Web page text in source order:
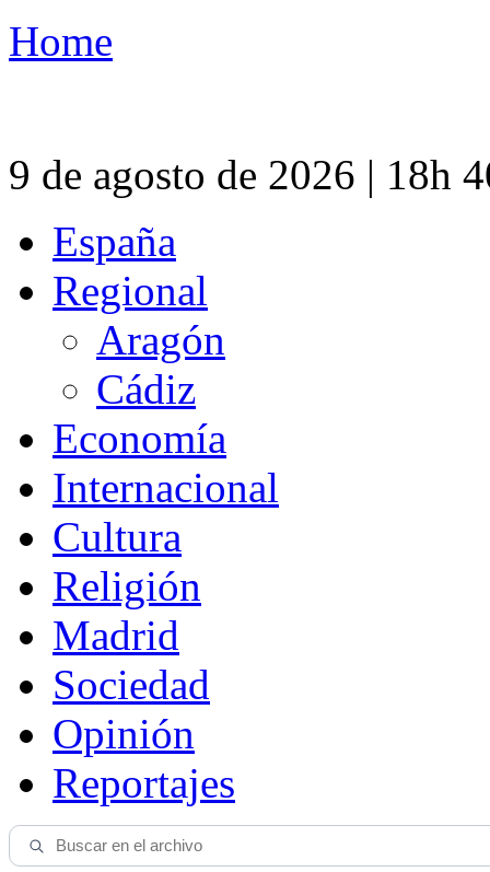
Home
9 de agosto de 2026 | 18h
España
Regional
Aragón
Cádiz
Economía
Internacional
Cultura
Religión
Madrid
Sociedad
Opinión
Reportajes